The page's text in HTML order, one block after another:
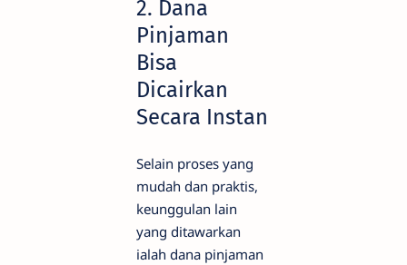
2. Dana
Pinjaman
Bisa
Dicairkan
Secara Instan
Selain proses yang
mudah dan praktis,
keunggulan lain
yang ditawarkan
ialah dana pinjaman